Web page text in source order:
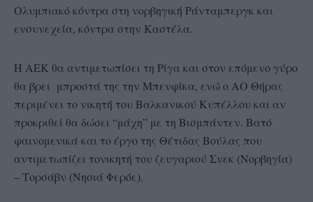
Ολυμπιακό κόντρα στη νορβηγική Ράνταμπεργκ και
ενσυνεχεία, κόντρα στην Καστέλα.
Η ΑΕΚ θα αντιμετωπίσει τη Ρίγα και στον επόμενο γύρο
θα βρει μπροστά της την Μπενφίκα, ενώ ο ΑΟ Θήρας
περιμένει το νικητή του Βαλκανικού Κυπέλλου και αν
προκριθεί θα δώσει “μάχη” με τη Βισμπάντεν. Βατό
φαινομενικά και το έργο της Θέτιδας Βούλας που
αντιμετωπίζει τονικητή του ζευγαριού Σνεκ (Νορβηγία)
– Τορσάβν (Νησιά Φερόε).